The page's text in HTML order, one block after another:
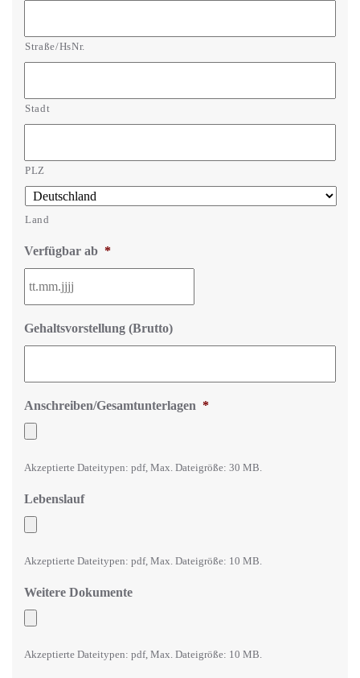
Straße/HsNr.
Stadt
PLZ
Land
Verfügbar ab *
Gehaltsvorstellung (Brutto)
Anschreiben/Gesamtunterlagen *
Akzeptierte Dateitypen: pdf, Max. Dateigröße: 30 MB.
Lebenslauf
Akzeptierte Dateitypen: pdf, Max. Dateigröße: 10 MB.
Weitere Dokumente
Akzeptierte Dateitypen: pdf, Max. Dateigröße: 10 MB.